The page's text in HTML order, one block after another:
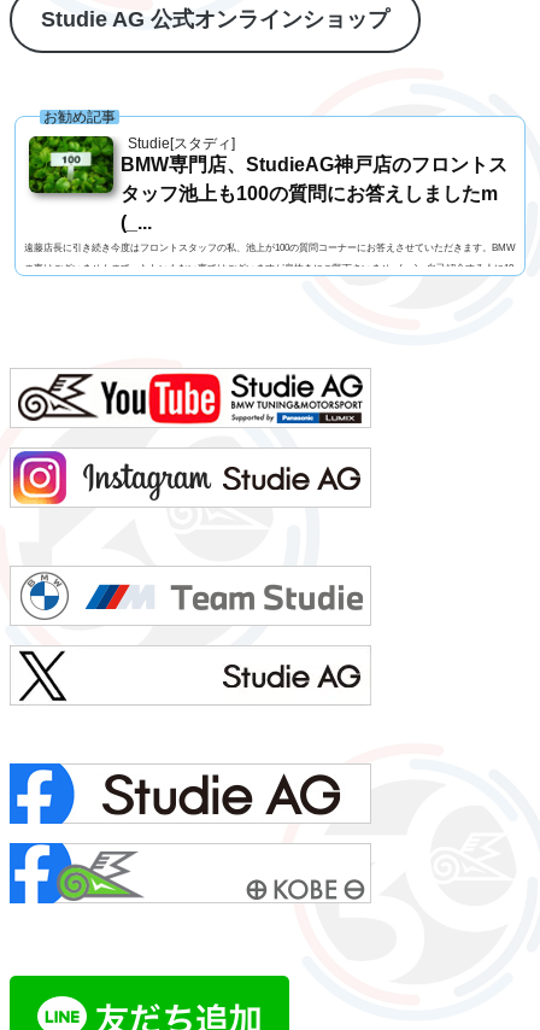
Studie AG 公式オンラインショップ
Studie[スタディ]
お勧め記事
BMW専門店、StudieAG神戸店のフロントス
タッフ池上も100の質問にお答えしましたm
(_...
遠藤店長に引き続き今度はフロントスタッフの私、池上が100の質問コーナーにお答えさせていただきます。BMW
の事はございませんので、たわいもない事ではございますが息抜きにご覧下さいませm(_ _)m自己紹介する人に10